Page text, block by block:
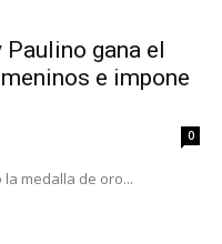
gana el
e impone
0
medalla de oro...